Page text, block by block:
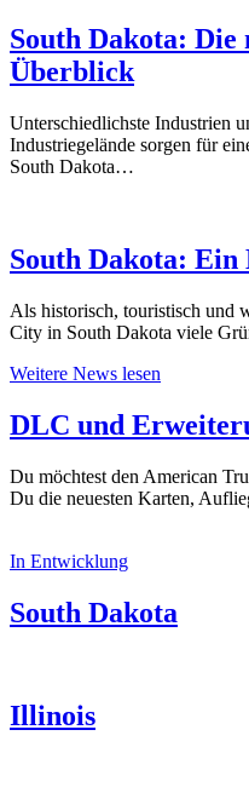
South Dakota:
Überblick
Unterschiedlichste Industrien
Industriegelände sorgen für
South Dakota…
South Dakota:
Als historisch, touristisch und
City in South Dakota viele
Weitere News lesen
DLC und
Du möchtest den American
Du die neuesten Karten,
In Entwicklung
South Dakota
Illinois